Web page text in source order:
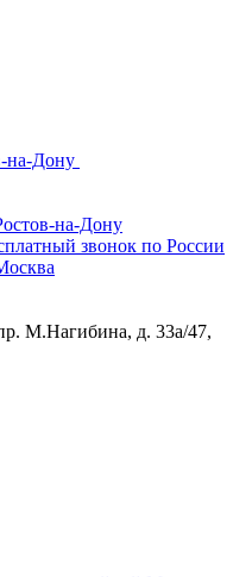
на-Дону
на-Дону
звонок по России
М.Нагибина, д. 33а/47,